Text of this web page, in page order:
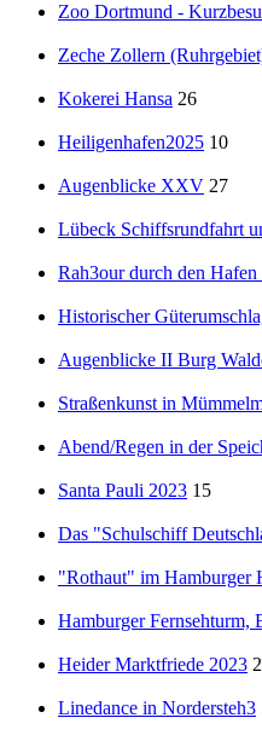
Zoo Dortmund -
Zeche Zollern
Kokerei Hansa 26
Heiligenhafen2025 10
Augenblicke XXV 27
Lübeck Schiffsrundfahrt
Rah3our durch den
Historischer
Augenblicke II Burg
Straßenkunst in
Abend/Regen in der
Santa Pauli 2023 15
Das "Schulschiff
"Rothaut" im Hamburger
Hamburger Fernsehturm,
Heider Marktfriede 2023
Linedance in Nordersteh3